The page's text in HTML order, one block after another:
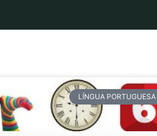
LÍNGUA PORTUGUESA